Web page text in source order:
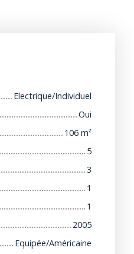
Electrique/Individuel
Oui
106 m²
5
3
1
1
2005
Equipée/Américaine